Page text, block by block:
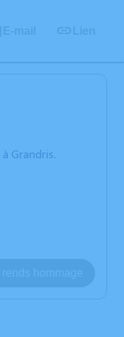
à Grandris.